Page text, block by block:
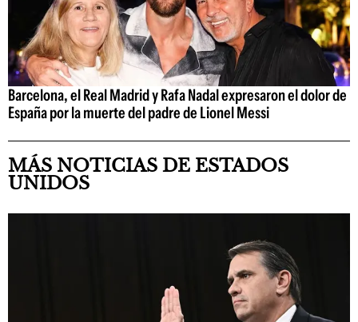
Barcelona, el Real Madrid y Rafa Nadal expresaron el dolor de
España por la muerte del padre de Lionel Messi
MÁS NOTICIAS DE ESTADOS
UNIDOS